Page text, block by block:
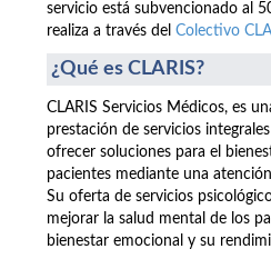
servicio está subvencionado al
realiza a través del Colectivo
¿Qué es CLARIS?
CLARIS Servicios Médicos, es
prestación de servicios
ofrecer soluciones para el
pacientes mediante una
Su oferta de servicios
mejorar la salud mental de los
bienestar emocional y su